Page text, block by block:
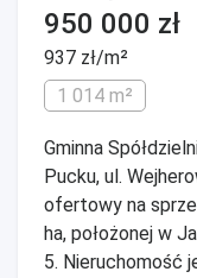
950 000 zł
937 zł/m²
1 014 m²
Gminna
Pucku, ul.
ofertowy na
ha, położonej w
5. Nieruchomość